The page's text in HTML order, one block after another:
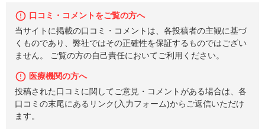
口コミ・コメントをご覧の方へ
当サイトに掲載の口コミ・コメントは、各投稿者の主観に基づ
くものであり、弊社ではその正確性を保証するものではござい
ません。 ご覧の方の自己責任においてご利用ください。
医療機関の方へ
投稿された口コミに関してご意見・コメントがある場合は、各
口コミの末尾にあるリンク(入力フォーム)からご返信いただけ
ます。